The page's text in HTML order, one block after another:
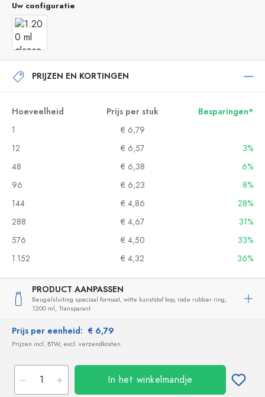
Uw configuratie
PRIJZEN EN KORTINGEN
Hoeveelheid Prijs per stuk
Besparingen*
1
€ 6,79
12
€ 6,57
3%
48
€ 6,38
6%
96
€ 6,23
8%
144
€ 4,86
28%
288
€ 4,67
31%
576
€ 4,50
33%
1.152
€ 4,32 36%
PRODUCT AANPASSEN
Beugelsluiting speciaal formaat, witte kunststof kop, rode rubber ring,
1200 ml, Transparant
Prijs per eenheid: € 6,79
Prijzen incl. BTW, excl. verzendkosten
In het winkelmandje